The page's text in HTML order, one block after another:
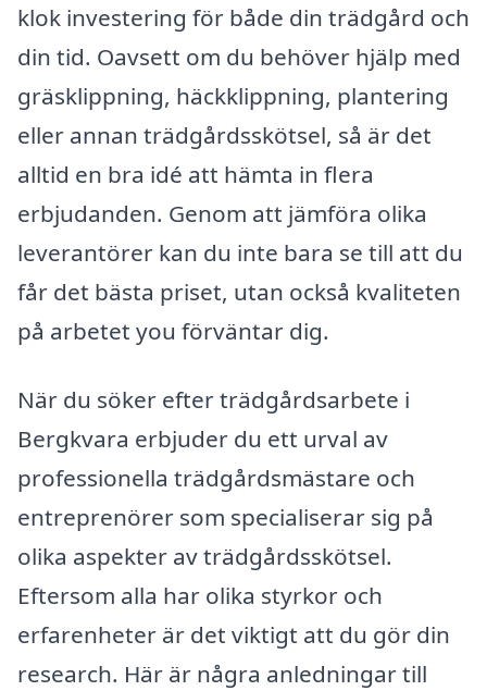
klok investering för både din trädgård och
din tid. Oavsett om du behöver hjälp med
gräsklippning, häckklippning, plantering
eller annan trädgårdsskötsel, så är det
alltid en bra idé att hämta in flera
erbjudanden. Genom att jämföra olika
leverantörer kan du inte bara se till att du
får det bästa priset, utan också kvaliteten
på arbetet you förväntar dig.
När du söker efter trädgårdsarbete i
Bergkvara erbjuder du ett urval av
professionella trädgårdsmästare och
entreprenörer som specialiserar sig på
olika aspekter av trädgårdsskötsel.
Eftersom alla har olika styrkor och
erfarenheter är det viktigt att du gör din
research. Här är några anledningar till